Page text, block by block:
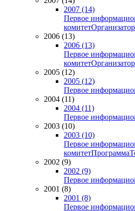
2007 (14)
Первое
комитет
2006 (13)
2006 (13)
Первое
комитет
2005 (12)
2005 (12)
Первое
2004 (11)
2004 (11)
Первое
2003 (10)
2003 (10)
Первое
комитетПрограмма
2002 (9)
2002 (9)
Первое
2001 (8)
2001 (8)
Первое